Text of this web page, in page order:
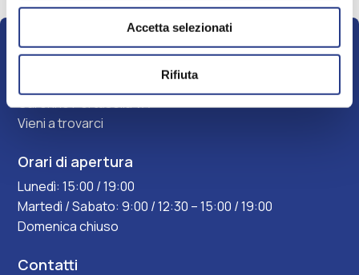
Accetta selezionati
Rifiuta
Bonato tessili S.R.L
Via Garavaglia ang, Via Bergamo, 21042
Caronno Pertusella VA
Vieni a trovarci
Orari di apertura
Lunedì: 15:00 / 19:00
Martedì / Sabato: 9:00 / 12:30 – 15:00 / 19:00
Domenica chiuso
Contatti